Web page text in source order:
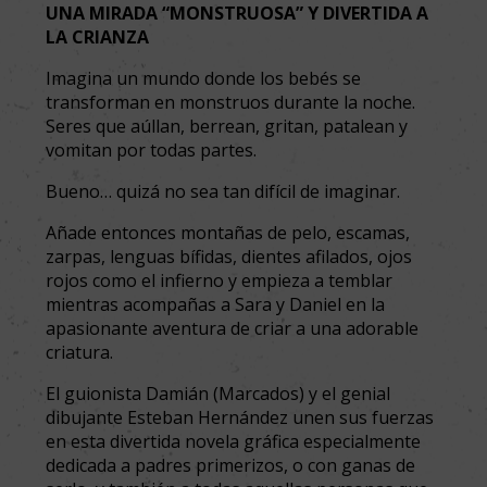
UNA MIRADA “MONSTRUOSA” Y DIVERTIDA A
LA CRIANZA
Imagina un mundo donde los bebés se
transforman en monstruos durante la noche.
Seres que aúllan, berrean, gritan, patalean y
vomitan por todas partes.
Bueno… quizá no sea tan difícil de imaginar.
Añade entonces montañas de pelo, escamas,
zarpas, lenguas bífidas, dientes afilados, ojos
rojos como el infierno y empieza a temblar
mientras acompañas a Sara y Daniel en la
apasionante aventura de criar a una adorable
criatura.
El guionista Damián (Marcados) y el genial
dibujante Esteban Hernández unen sus fuerzas
en esta divertida novela gráfica especialmente
dedicada a padres primerizos, o con ganas de